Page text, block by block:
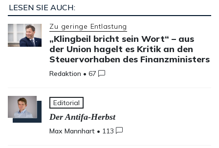
LESEN SIE AUCH:
Zu geringe Entlastung
„Klingbeil bricht sein Wort“ – aus
der Union hagelt es Kritik an den
Steuervorhaben des Finanzministers
Redaktion •67
Editorial
Der Antifa-Herbst
Max Mannhart • 113